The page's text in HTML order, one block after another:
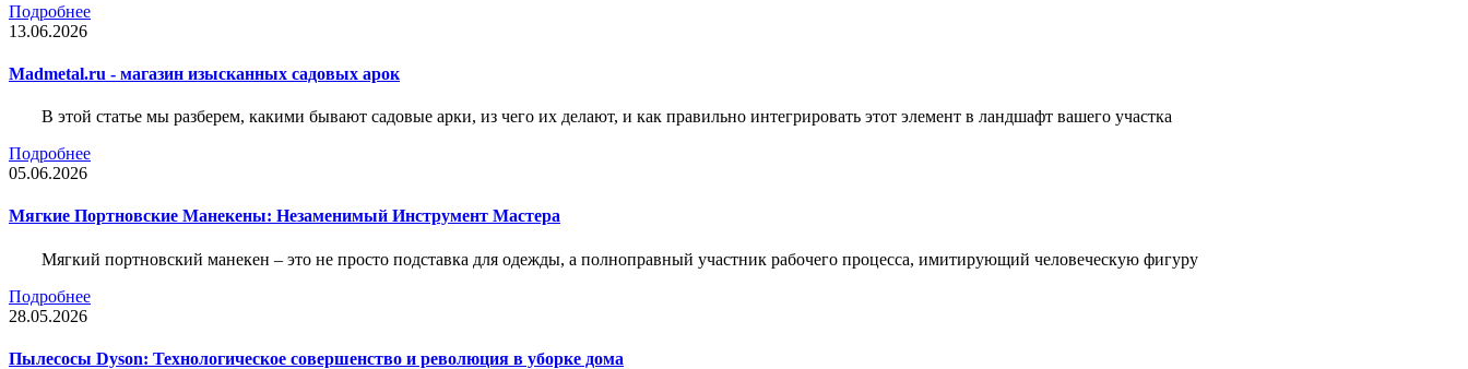
Подробнее
13.06.2026
Madmetal.ru - магазин изысканных садовых арок
В этой статье мы разберем, какими бывают садовые арки, из чего их делают, и как правильно интегрировать этот элемент в ландшафт вашего участка
Подробнее
05.06.2026
Мягкие Портновские Манекены: Незаменимый Инструмент Мастера
Мягкий портновский манекен – это не просто подставка для одежды, а полноправный участник рабочего процесса, имитирующий человеческую фигуру
Подробнее
28.05.2026
Пылесосы Dyson: Технологическое совершенство и революция в уборке дома